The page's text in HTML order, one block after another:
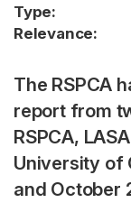
Type:
Relevance:
The RSPCA
report from
RSPCA,
University of
and October